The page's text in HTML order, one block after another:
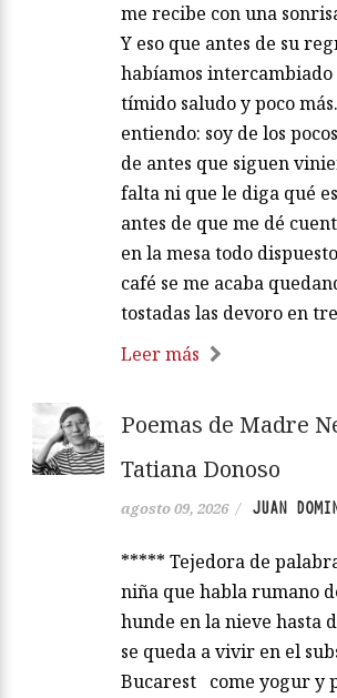
me recibe con una
Y eso que antes de su
habíamos intercambiado
tímido saludo y poco
entiendo: soy de los
de antes que siguen
falta ni que le diga qué
antes de que me dé
en la mesa todo
café se me acaba
tostadas las devoro en
Leer más
Poemas de Madre
Tatiana Donoso
agosto 09, 2026 / JUAN
***** Tejedora de
niña que habla rumano
hunde en la nieve hasta
se queda a vivir en el
Bucarest come yogur y